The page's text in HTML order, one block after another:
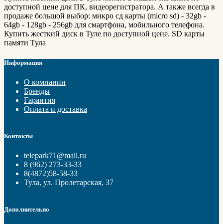
доступной цене для ПК, видеорегистратора. А также всегда в
продаже большой выбор: микро сд карты (micro sd) - 32gb -
64gb - 128gb - 256gb для смартфона, мобильного телефона.
Купить жесткий диск в Туле по доступной цене. SD карты
памяти Тула
Информация
О компании
Бренды
Гарантия
Оплата и доставка
Контакты
telepark71@mail.ru
8 (962) 273-33-33
8(4872)58-58-33
Тула, ул. Пролетарская, 37
Дополнительно